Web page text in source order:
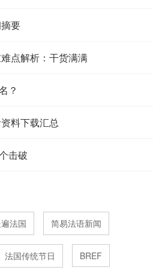
要
点解析：干货满满
？
料下载汇总
击破
法国 简易法语新闻
法国传统节日 BREF